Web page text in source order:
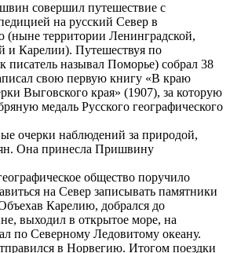
совершил путешествие с
на русский Север в
территории Ленинградской,
и Карелии). Путешествуя по
писатель называл Поморье) собрал 38
свою первую книгу «В краю
Выговского края» (1907), за которую
медаль Русского географического
очерки наблюдений за природой,
Она принесла Пришвину
общество поручило
на Север записывать памятники
Карелию, добрался до
выходил в открытое море, на
по Северному Ледовитому океану.
в Норвегию. Итогом поездки